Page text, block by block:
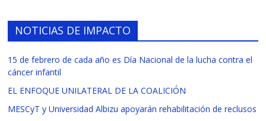
NOTICIAS DE IMPACTO
15 de febrero de cada año es Día Nacional de la lucha contra el
cáncer infantil
EL ENFOQUE UNILATERAL DE LA COALICIÓN
MESCyT y Universidad Albizu apoyarán rehabilitación de reclusos